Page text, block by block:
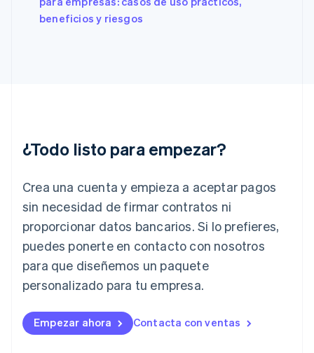
beneficios y riesgos
¿Todo listo para empezar?
Crea una cuenta y empieza a aceptar pagos
sin necesidad de firmar contratos ni
proporcionar datos bancarios. Si lo prefieres,
puedes ponerte en contacto con nosotros
para que diseñemos un paquete
personalizado para tu empresa.
Empezar ahora Contacta con ventas
Francia
English
Irlanda
Italia
English
Japón
日本語English
Letonia
Liechtenstein
DeutschEnglish
English
Luxemburgo